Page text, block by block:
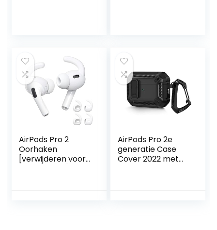
AirPods Pro 2
Oorhaken
[verwijderen voor
AirPods Pro 2e
generatie Case
Cover 2022 met